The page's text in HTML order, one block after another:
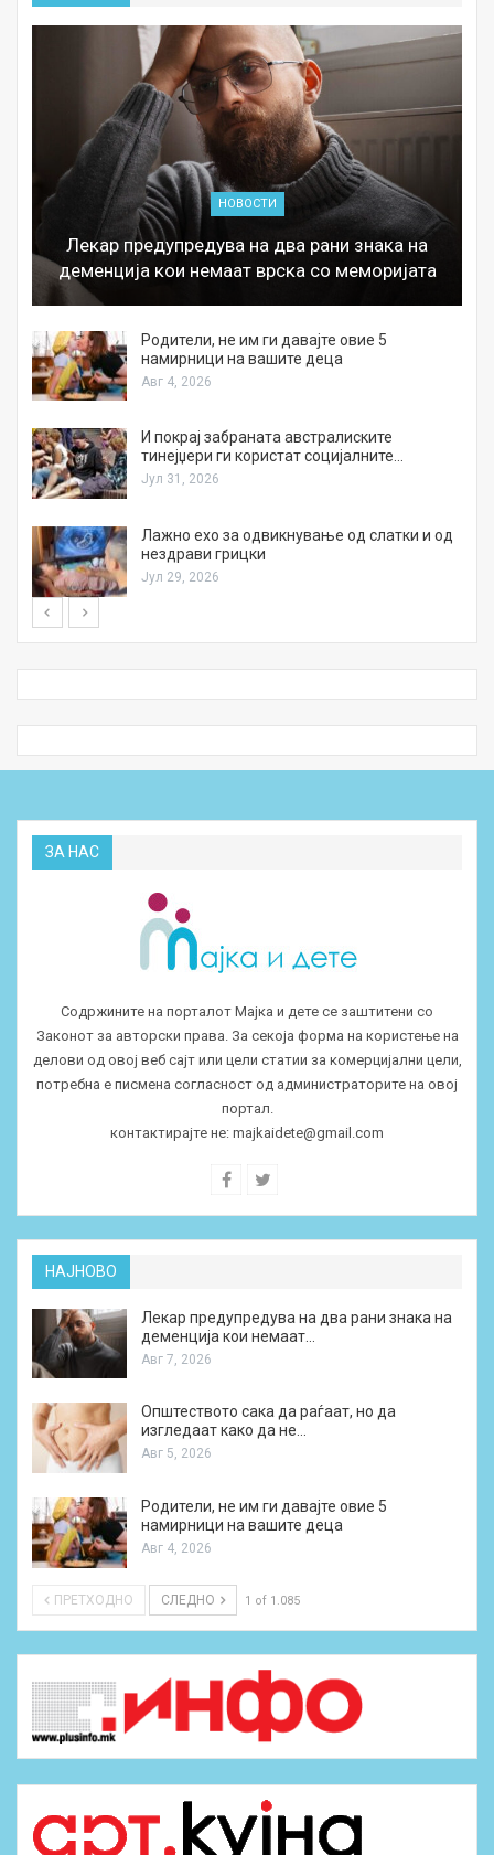
НОВОСТИ
Лекар предупредува на два рани знака на
деменција кои немаат врска со меморијата
Родители, не им ги давајте овие 5
намирници на вашите деца
Авг 4, 2026
И покрај забраната австралиските
тинејџери ги користат социјалните…
Јул 31, 2026
Лажно ехо за одвикнување од слатки и од
нездрави грицки
Јул 29, 2026
ЗА НАС
Содржините на порталот Мајка и дете се заштитени со
Законот за авторски права. За секоја форма на користење на
делови од овој веб сајт или цели статии за комерцијални цели,
потребна е писмена согласност од администраторите на овој
портал.
контактирајте не: majkaidete@gmail.com
НАЈНОВО
Лекар предупредува на два рани знака на
деменција кои немаат…
Авг 7, 2026
Општеството сака да раѓаат, но да
изгледаат како да не…
Авг 5, 2026
Родители, не им ги давајте овие 5
намирници на вашите деца
Авг 4, 2026
ПРЕТХОДНО СЛЕДНО 1 of 1.085